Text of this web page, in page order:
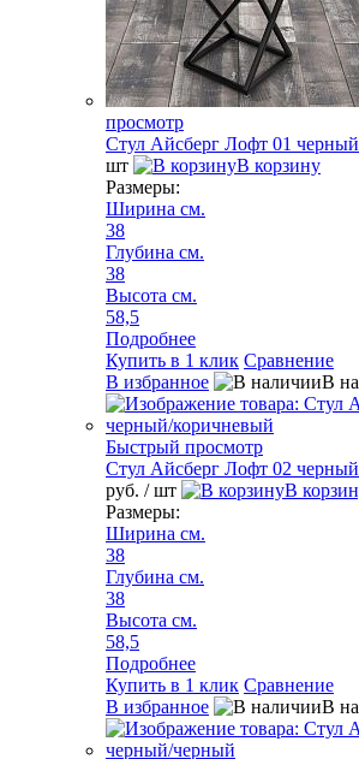
просмотр
Стул Айсберг Лофт 01
шт
В корзину
Размеры:
Ширина см.
38
Глубина см.
38
Высота см.
58,5
Подробнее
Купить в 1 клик Сравнение
В избранное
В
Быстрый просмотр
Стул Айсберг Лофт 02
руб. / шт
В
Размеры:
Ширина см.
38
Глубина см.
38
Высота см.
58,5
Подробнее
Купить в 1 клик Сравнение
В избранное
В